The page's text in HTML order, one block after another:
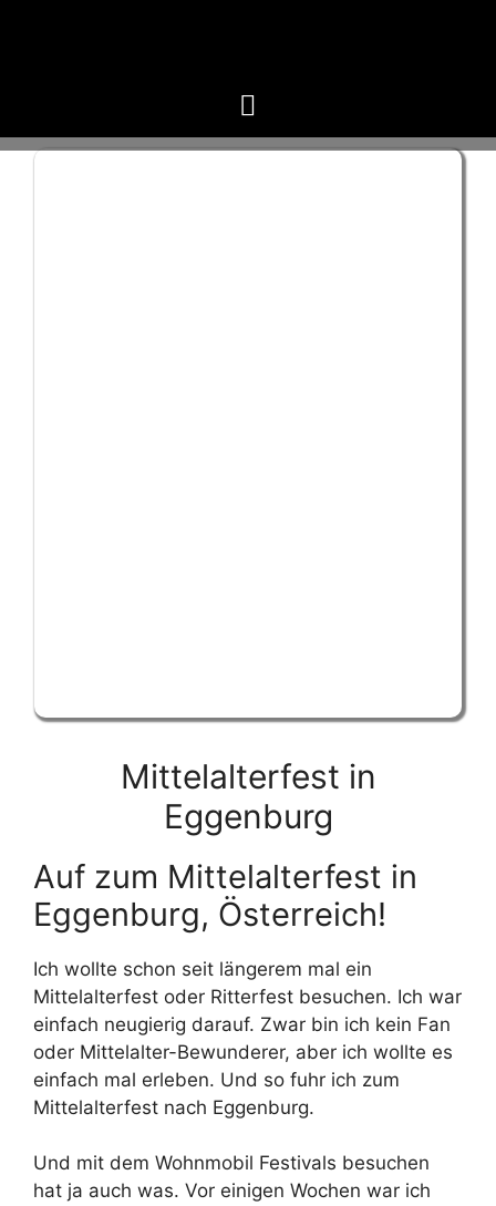
Mittelalterfest in
Eggenburg
Auf zum Mittelalterfest in
Eggenburg, Österreich!
Ich wollte schon seit längerem mal ein
Mittelalterfest oder Ritterfest besuchen. Ich war
einfach neugierig darauf. Zwar bin ich kein Fan
oder Mittelalter-Bewunderer, aber ich wollte es
einfach mal erleben. Und so fuhr ich zum
Mittelalterfest nach Eggenburg.
Und mit dem Wohnmobil Festivals besuchen
hat ja auch was. Vor einigen Wochen war ich